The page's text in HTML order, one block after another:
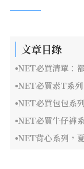
文章目錄
NET必買清單：
NET必買素T系列
NET必買包包系
NET必買牛仔褲
NET背心系列，